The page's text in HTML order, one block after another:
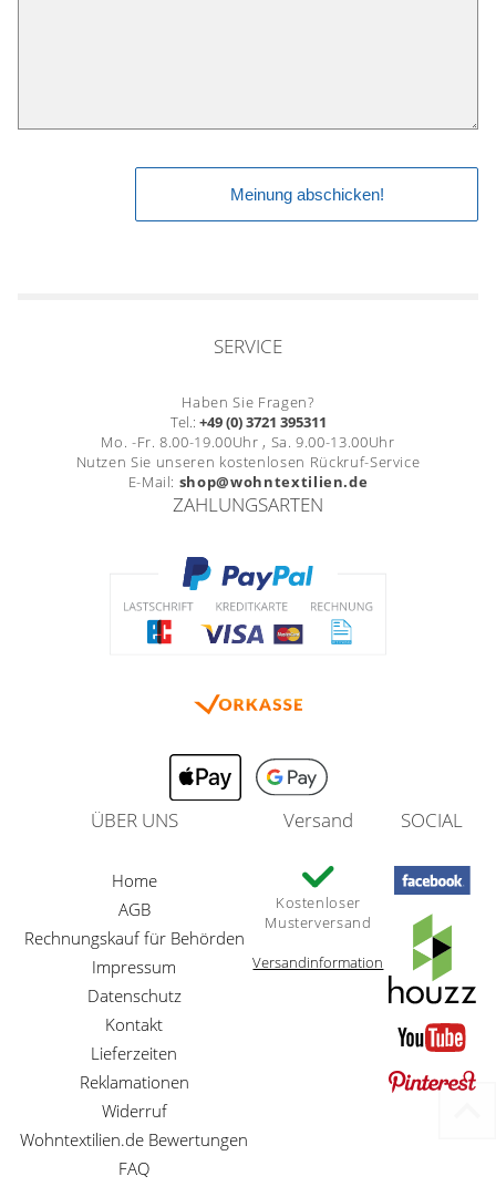
SERVICE
Haben Sie Fragen?
Tel.: +49 (0) 3721 395311
Mo. -Fr. 8.00-19.00Uhr , Sa. 9.00-13.00Uhr
Nutzen Sie unseren kostenlosen Rückruf-Service
E-Mail: shop@wohntextilien.de
ZAHLUNGSARTEN
ÜBER UNS
Home
AGB
Rechnungskauf für Behörden
Impressum
Datenschutz
Kontakt
Lieferzeiten
Reklamationen
Widerruf
Wohntextilien.de Bewertungen
FAQ
Versand
Kostenloser
Musterversand
Versandinformation
SOCIAL